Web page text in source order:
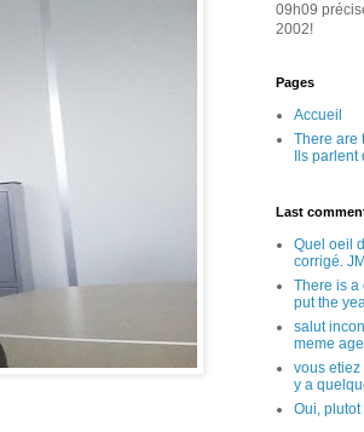
09h09
2002!
Pages
Accueil
There are
Ils
Last
Quel oeil
corrigé. JM
There is a
put the
salut
meme
vous etiez
y a
Oui, plutot